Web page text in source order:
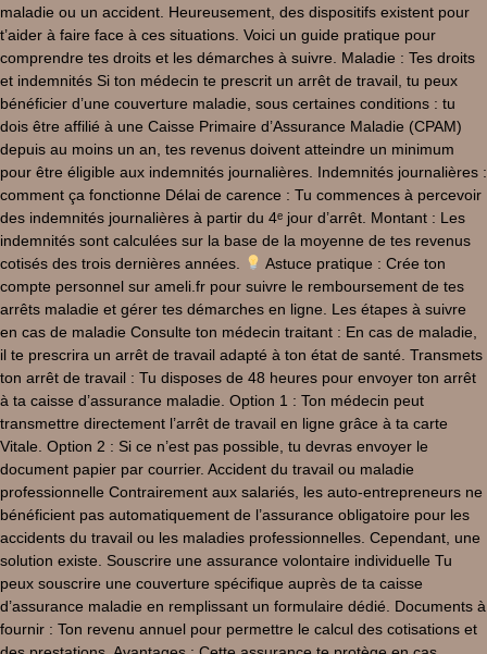
maladie ou un accident. Heureusement, des dispositifs existent pour
t’aider à faire face à ces situations. Voici un guide pratique pour
comprendre tes droits et les démarches à suivre. Maladie : Tes droits
et indemnités Si ton médecin te prescrit un arrêt de travail, tu peux
bénéficier d’une couverture maladie, sous certaines conditions : tu
dois être affilié à une Caisse Primaire d’Assurance Maladie (CPAM)
depuis au moins un an, tes revenus doivent atteindre un minimum
pour être éligible aux indemnités journalières. Indemnités journalières :
comment ça fonctionne Délai de carence : Tu commences à percevoir
des indemnités journalières à partir du 4ᵉ jour d’arrêt. Montant : Les
indemnités sont calculées sur la base de la moyenne de tes revenus
cotisés des trois dernières années.
Astuce pratique : Crée ton
compte personnel sur ameli.fr pour suivre le remboursement de tes
arrêts maladie et gérer tes démarches en ligne. Les étapes à suivre
en cas de maladie Consulte ton médecin traitant : En cas de maladie,
il te prescrira un arrêt de travail adapté à ton état de santé. Transmets
ton arrêt de travail : Tu disposes de 48 heures pour envoyer ton arrêt
à ta caisse d’assurance maladie. Option 1 : Ton médecin peut
transmettre directement l’arrêt de travail en ligne grâce à ta carte
Vitale. Option 2 : Si ce n’est pas possible, tu devras envoyer le
document papier par courrier. Accident du travail ou maladie
professionnelle Contrairement aux salariés, les auto-entrepreneurs ne
bénéficient pas automatiquement de l’assurance obligatoire pour les
accidents du travail ou les maladies professionnelles. Cependant, une
solution existe. Souscrire une assurance volontaire individuelle Tu
peux souscrire une couverture spécifique auprès de ta caisse
d’assurance maladie en remplissant un formulaire dédié. Documents à
fournir : Ton revenu annuel pour permettre le calcul des cotisations et